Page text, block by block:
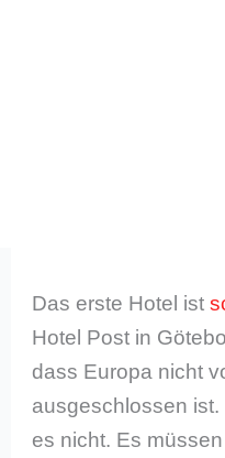
Das erste Hotel ist
Hotel Post in
dass Europa nicht
ausgeschlossen
es nicht. Es